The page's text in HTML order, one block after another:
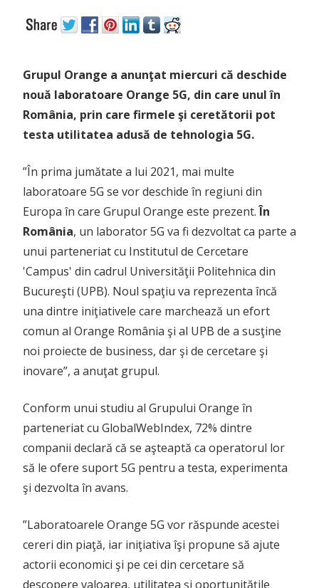
Grupul Orange a anunţat miercuri că deschide
nouă laboratoare Orange 5G, din care unul în
România, prin care firmele şi ceretătorii pot
testa utilitatea adusă de tehnologia 5G.
”În prima jumătate a lui 2021, mai multe
laboratoare 5G se vor deschide în regiuni din
Europa în care Grupul Orange este prezent.În
România, un laborator 5G va fi dezvoltat ca parte a
unui parteneriat cu Institutul de Cercetare
'Campus' din cadrul Universităţii Politehnica din
Bucureşti (UPB). Noul spaţiu va reprezenta încă
una dintre iniţiativele care marchează un efort
comun al Orange România şi al UPB de a susţine
noi proiecte de business, dar şi de cercetare şi
inovare”, a anuţat grupul.
Conform unui studiu al Grupului Orange în
parteneriat cu GlobalWebIndex, 72% dintre
companii declară că se aşteaptă ca operatorul lor
să le ofere suport 5G pentru a testa, experimenta
şi dezvolta în avans.
”Laboratoarele Orange 5G vor răspunde acestei
cereri din piaţă, iar iniţiativa îşi propune să ajute
actorii economici şi pe cei din cercetare să
descopere valoarea, utilitatea şi oportunităţile